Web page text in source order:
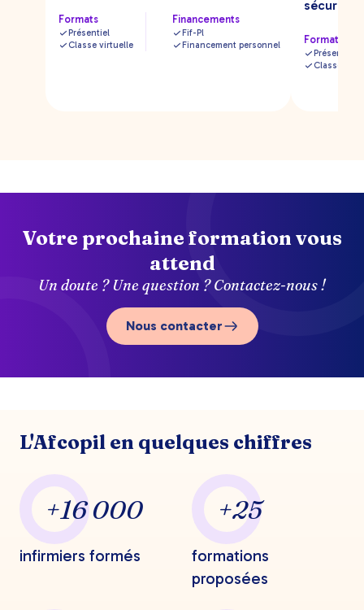
Formats
Présentiel
Classe virtuelle
Financements
Fif-Pl
Financement personnel
sécuriser
Formats
Présentiel
Classe
Votre prochaine formation vous
attend
Un doute ? Une question ? Contactez-nous !
Nous contacter
L'Afcopil en quelques chiffres
+16 000
infirmiers formés
+25
formations
proposées